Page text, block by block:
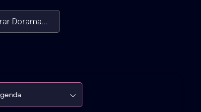
Dorama...